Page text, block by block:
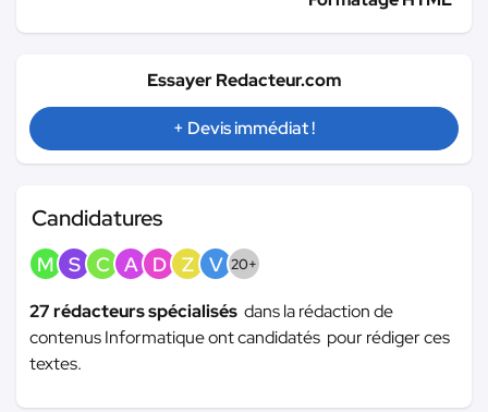
Essayer Redacteur.com
+ Devis immédiat !
Candidatures
M S C A D Z V 20+
27 rédacteurs spécialisés dans la rédaction de
contenus Informatique ont candidatés pour rédiger ces
textes.